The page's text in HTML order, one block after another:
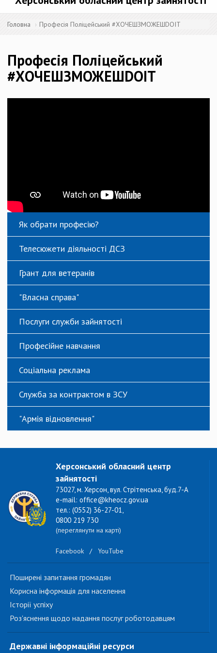
Головна Професія Поліцейський #ХОЧЕШЗМОЖЕШDOIT
Професія Поліцейський
#ХОЧЕШЗМОЖЕШDOIT
Як обрати професію?
Телесюжети діяльності ДСЗ
Грант для ветеранів
"Власна справа"
Послуги служби зайнятості
Професійне навчання
Соціальна реклама
Служба за контрактом в ЗСУ
"Армія відновлення"
Херсонський обласний центр
зайнятості
73027, м. Херсон, вул. Стрітенська, буд.7-А
e-mail: office@kheocz.gov.ua
тел.: (0552) 36-27-01,
0800 219 730
(переглянути на карті)
Facebook / YouTube
Поширені запитання громадян
Корисна інформація для населення
Історії успіху
Роз'яснення щодо надання послуг роботодавцям
Державні інформаційні ресурси